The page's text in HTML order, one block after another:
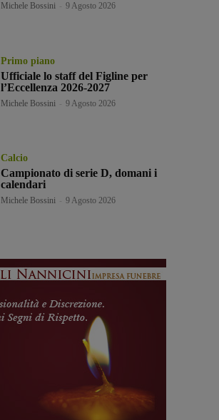
Michele Bossini 9 Agosto 2026
Primo piano
Ufficiale lo staff del Figline per
l’Eccellenza 2026-2027
Michele Bossini 9 Agosto 2026
Calcio
Campionato di serie D, domani i
calendari
Michele Bossini 9 Agosto 2026